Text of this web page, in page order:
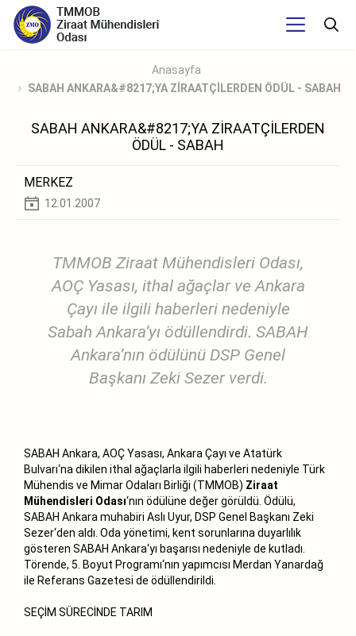
Anasayfa
SABAH ANKARA&#8217;YA ZİRAATÇİLERDEN ÖDÜL - SABAH
SABAH ANKARA&#8217;YA ZİRAATÇİLERDEN
ÖDÜL - SABAH
MERKEZ
12.01.2007
TMMOB Ziraat Mühendisleri Odası,
AOÇ Yasası, ithal ağaçlar ve Ankara
Çayı ile ilgili haberleri nedeniyle
Sabah Ankara’yı ödüllendirdi. SABAH
Ankara’nın ödülünü DSP Genel
Başkanı Zeki Sezer verdi.
SABAH Ankara, AOÇ Yasası, Ankara Çayı ve Atatürk
Bulvarı‘na dikilen ithal ağaçlarla ilgili haberleri nedeniyle Türk
Mühendis ve Mimar Odaları Birliği (TMMOB) Ziraat
Mühendisleri Odası‘nın ödülüne değer görüldü. Ödülü,
SABAH Ankara muhabiri Aslı Uyur, DSP Genel Başkanı Zeki
Sezer‘den aldı. Oda yönetimi, kent sorunlarına duyarlılık
gösteren SABAH Ankara‘yı başarısı nedeniyle de kutladı.
Törende, 5. Boyut Programı‘nın yapımcısı Merdan Yanardağ
ile Referans Gazetesi de ödüllendirildi.
SEÇİM SÜRECİNDE TARIM